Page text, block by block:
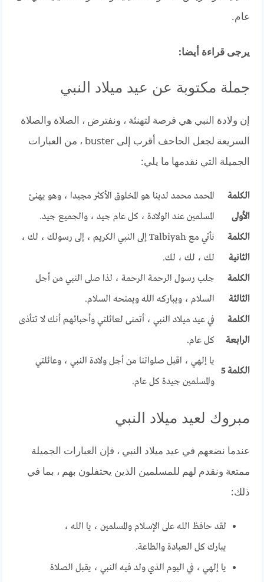
عام.
يرجى قراءة أيضا:
جملة مكتوبة عن عيد ميلاد النبي
إن ولادة النبي هي فرصة لتهنئة ، ونفترض ، الصلاة والصلاة
السريعة لجعل الحاحف أقرب إلى buster ، من العبارات
الجميلة التي نقدمها ما يلي:
الكلمة
الأولى
المحمد محمد لدينا هو المخلوق الأكثر مجيدا ، وهو يهنئ
المسلمين عند الولادة ، كل عام جيد ، والجميع جيد.
الكلمة
الثانية
نأتي مع Talbiyah إلى النبي الكريم ، إلى رسولك ، لك ،
لك ، لك ، لك.
الكلمة
الثالثة
جلب رسول الرحمة الرحمة ، لذا صلى النبي من أجل
السلام ، ويباركه الله ويمنحه السلام.
الكلمة
الرابعة
في عيد ميلاد النبي ، أتمنى لعائلتي وأحبائهم أنك لا تتأذى
كل عام.
الكلمة 5
يا إلهي ، اقبل صلواتنا من أجل ولادة النبي ، وعائلتي
والمسلمين جيدة كل عام.
مبروك لعيد ميلاد النبي
عندما نضعهم في عيد ميلاد النبي ، فإن العبارات الجميلة
ممتعة ونقدم لهم للمسلمين الذين يحتفلون بهم ، بما في
ذلك:
لقد حافظ الله على الإسلام والمسلمين ، يا الله ،
يبارك كل العبادة والطاعة.
يا إلهي ، في اليوم الذي ولد فيه النبي ، يقبل الصلاة